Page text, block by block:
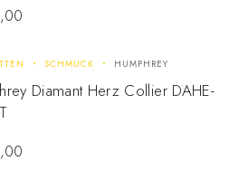
SCHMUCK HUMPHREY
Diamant Herz Collier DAHE-